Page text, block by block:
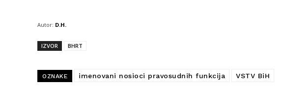
Autor: D.H.
IZVOR BHRT
OZNAKE imenovani nosioci pravosudnih funkcija VSTV BiH